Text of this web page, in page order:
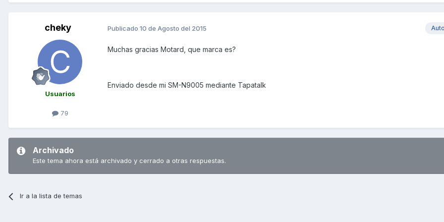
cheky
Usuarios
79
Publicado 10 de Agosto del 2015
Muchas gracias Motard, que marca es?
Enviado desde mi SM-N9005 mediante Tapatalk
Archivado
Este tema ahora está archivado y cerrado a otras respuestas.
Ir a la lista de temas